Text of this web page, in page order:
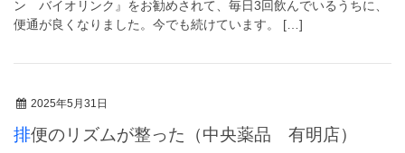
ン バイオリンク』をお勧めされて、毎日3回飲んでいるうちに、
便通が良くなりました。今でも続けています。 […]
2025年5月31日
排便のリズムが整った（中央薬品 有明店）